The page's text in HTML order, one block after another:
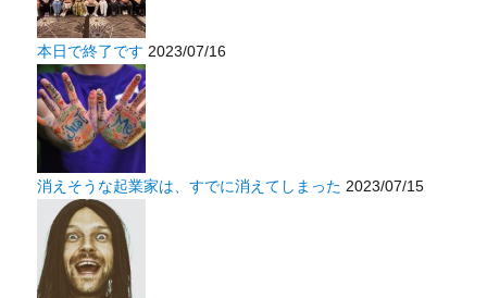
本日で終了です 2023/07/16
消えそうな起業家は、すでに消えてしまった 2023/07/15